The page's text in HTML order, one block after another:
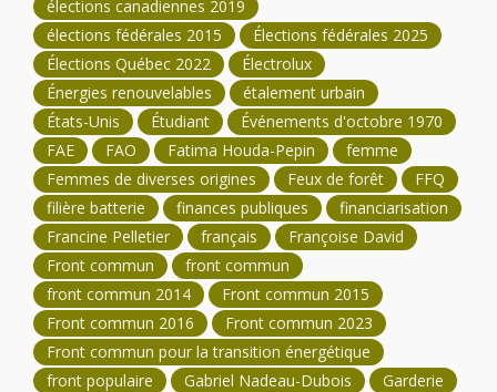
élections canadiennes 2019
élections fédérales 2015
Élections fédérales 2025
Élections Québec 2022
Électrolux
Énergies renouvelables
étalement urbain
États-Unis
Étudiant
Événements d'octobre 1970
FAE
FAO Fatima Houda-Pepin
femme
Femmes de diverses origines
Feux de forêt
FFQ
filière batterie
finances publiques
financiarisation
Francine Pelletier
français
Françoise David
Front commun
front commun
front commun 2014
Front commun 2015
Front commun 2016
Front commun 2023
Front commun pour la transition énergétique
front populaire
Gabriel Nadeau-Dubois
Garderie